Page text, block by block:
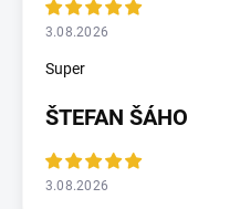
3.08.2026
Super
ŠTEFAN ŠÁHO
3.08.2026